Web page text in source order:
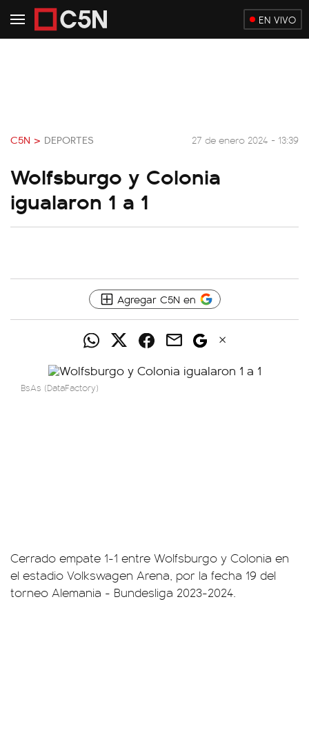
EN VIVO
C5N > DEPORTES 27 de enero 2024 - 13:39
Wolfsburgo y Colonia
igualaron 1 a 1
Agregar C5N en
BsAs (DataFactory)
Cerrado empate 1-1 entre Wolfsburgo y Colonia en
el estadio Volkswagen Arena, por la fecha 19 del
torneo Alemania - Bundesliga 2023-2024.